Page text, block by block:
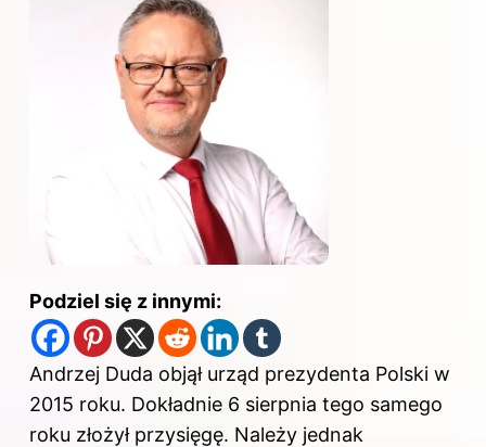
Podziel się z innymi:
Andrzej Duda objął urząd prezydenta Polski w
2015 roku. Dokładnie 6 sierpnia tego samego
roku złożył przysięgę. Należy jednak